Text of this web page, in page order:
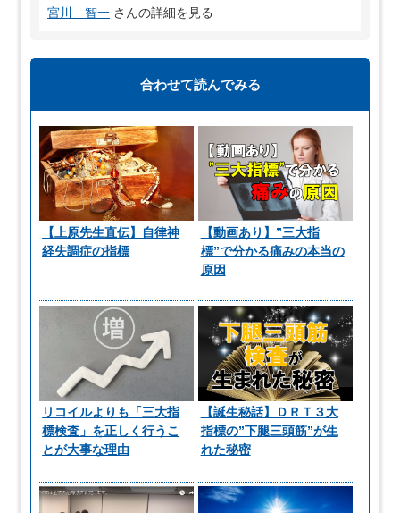
宮川 智一 さんの詳細を見る
合わせて読んでみる
【上原先生直伝】自律神
経失調症の指標
【動画あり】”三大指
標”で分かる痛みの本当の
原因
リコイルよりも「三大指
標検査」を正しく行うこ
とが大事な理由
【誕生秘話】ＤＲＴ３大
指標の”下腿三頭筋”が生
れた秘密